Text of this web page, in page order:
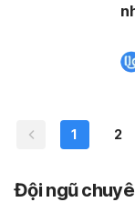
1 2
Đội ngũ